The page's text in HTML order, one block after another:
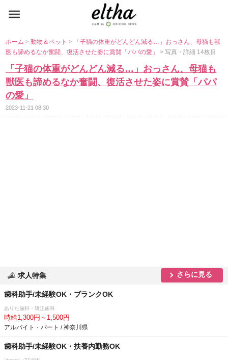
ホーム>動物＆ペット>
「子猫の体重がどんどん減る…」おっさん、母猫も獣
医も諦めるなか奮闘、復活させた姿に賞賛「パパの愛」> 写真・詳細 14枚目
「子猫の体重がどんどん減る…」おっさん、母猫も
獣医も諦めるなか奮闘、復活させた姿に賞賛「パパ
の愛」
2023-11-21 08:30
求人特集 さらに見る
歯科助手/未経験OK・ブランクOK
ありた歯科・矯正歯科
時給1,300円～1,500円
アルバイト・パート / 神奈川県
歯科助手/未経験OK・扶養内勤務OK